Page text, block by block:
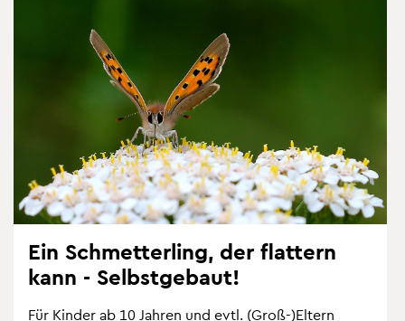
Ein Schmet­ter­ling, der flat­tern
kann - Selbst­ge­baut!
Für Kin­der ab 10 Jah­ren und evtl. (Groß-)El­tern